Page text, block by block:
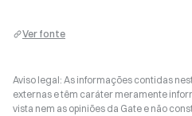
Ver fonte
Aviso legal: As informações contidas
externas e têm caráter meramente
vista nem as opiniões da Gate e não